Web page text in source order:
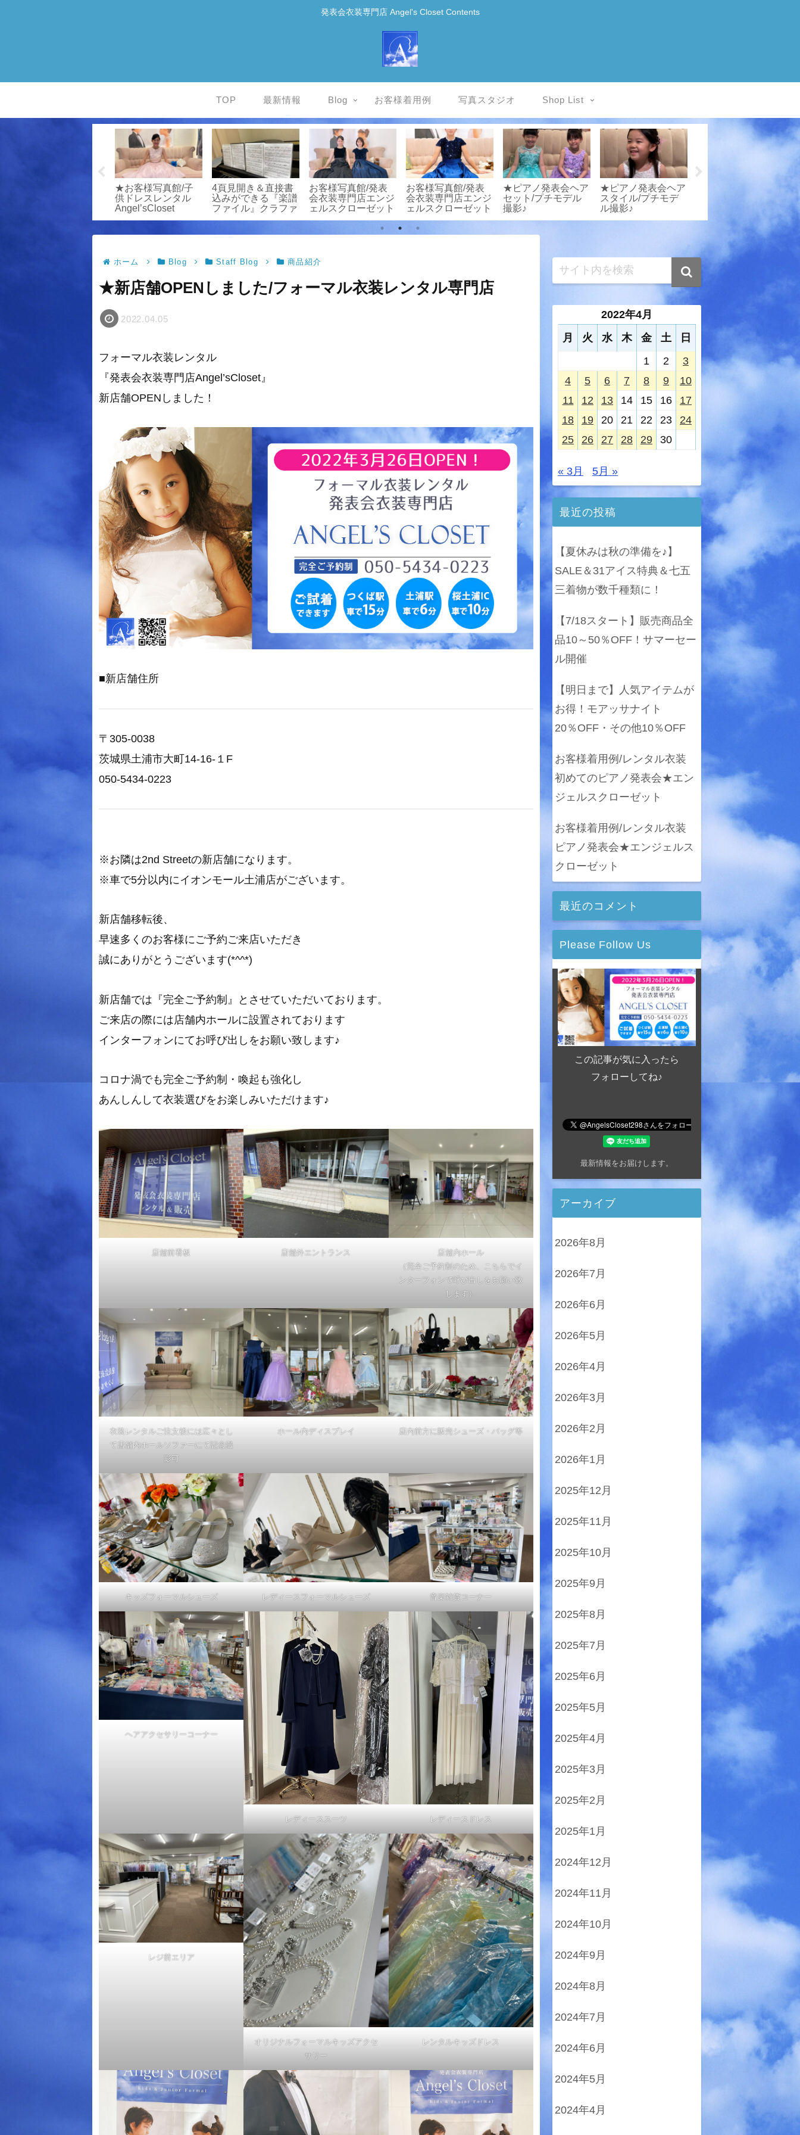
発表会衣装専門店 Angel's Closet Contents
TOP 最新情報 Blog お客様着用例 写真スタジオ Shop List
★お客様写真館/子
供ドレスレンタル
Angel’sCloset
4頁見開き＆直接書
込みができる『楽譜
ファイル』クラファ
ンスタート！
お客様写真館/発表
会衣装専門店エンジ
ェルスクローゼット
お客様写真館/発表
会衣装専門店エンジ
ェルスクローゼット
★ピアノ発表会ヘア
セット/プチモデル
撮影♪
★ピアノ発表会ヘア
スタイル/プチモデ
ル撮影♪
ンジェルスクローゼ
ホーム Blog Staff Blog 商品紹介
★新店舗OPENしました/フォーマル衣装レンタル専門店
2022.04.05
フォーマル衣装レンタル
『発表会衣装専門店Angel’sCloset』
新店舗OPENしました！
■新店舗住所
〒305-0038
茨城県土浦市大町14-16-１F
050-5434-0223
※お隣は2nd Streetの新店舗になります。
※車で5分以内にイオンモール土浦店がございます。
新店舗移転後、
早速多くのお客様にご予約ご来店いただき
誠にありがとうございます(*^^*)
新店舗では『完全ご予約制』とさせていただいております。
ご来店の際には店舗内ホールに設置されております
インターフォンにてお呼び出しをお願い致します♪
コロナ渦でも完全ご予約制・喚起も強化し
あんしんして衣装選びをお楽しみいただけます♪
店舗前看板 店舗外エントランス
店舗内ホール
（完全ご予約制のため、こちらでイ
ンターフォンで呼び出しをお願い致
します）
衣装レンタルご注文後には広々とし
て店舗内ホールソファーにて記念撮
影可
ホール内ディスプレイ 店内前方に販売シューズ・バッグ等
キッズフォーマルシューズ レディースフォーマルシューズ 音楽雑貨コーナー
ヘアアクセサリーコーナー
レディーススーツ レディースドレス
レジ前エリア
オリジナルフォーマルキッズアクセ
サリー
レンタルキッズドレス
2022年4月
月
火 水 木 金 土
日
1
2
3
4
5 6 7 8 9
10
11
12 13 14 15 16
17
18
19 20 21 22 23
24
25
26 27 28 29 30
« 3月 5月 »
最近の投稿
【夏休みは秋の準備を♪】
SALE＆31アイス特典＆七五
三着物が数千種類に！
【7/18スタート】販売商品全
品10～50％OFF！サマーセー
ル開催
【明日まで】人気アイテムが
お得！モアッサナイト
20％OFF・その他10％OFF
お客様着用例/レンタル衣装
初めてのピアノ発表会★エン
ジェルスクローゼット
お客様着用例/レンタル衣装
ピアノ発表会★エンジェルス
クローゼット
最近のコメント
Please Follow Us
この記事が気に入ったら
フォローしてね♪
最新情報をお届けします。
アーカイブ
2026年8月
2026年7月
2026年6月
2026年5月
2026年4月
2026年3月
2026年2月
2026年1月
2025年12月
2025年11月
2025年10月
2025年9月
2025年8月
2025年7月
2025年6月
2025年5月
2025年4月
2025年3月
2025年2月
2025年1月
2024年12月
2024年11月
2024年10月
2024年9月
2024年8月
2024年7月
2024年6月
2024年5月
2024年4月